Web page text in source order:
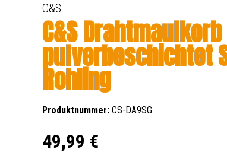
C&S
C&S
pulverbeschichtet
Rohling
Produktnummer:CS-DA9SG
Regulärer Preis:
49,99 €